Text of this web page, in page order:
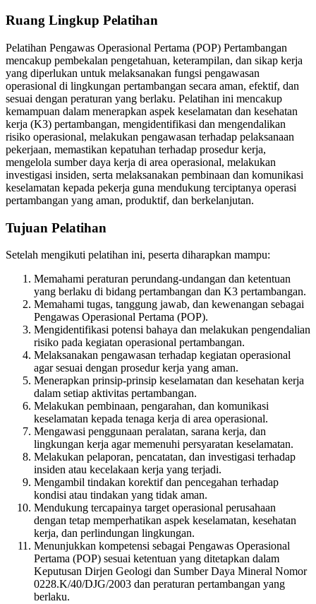
Ruang Lingkup Pelatihan
Pelatihan Pengawas Operasional Pertama (POP) Pertambangan
mencakup pembekalan pengetahuan, keterampilan, dan sikap kerja
yang diperlukan untuk melaksanakan fungsi pengawasan
operasional di lingkungan pertambangan secara aman, efektif, dan
sesuai dengan peraturan yang berlaku. Pelatihan ini mencakup
kemampuan dalam menerapkan aspek keselamatan dan kesehatan
kerja (K3) pertambangan, mengidentifikasi dan mengendalikan
risiko operasional, melakukan pengawasan terhadap pelaksanaan
pekerjaan, memastikan kepatuhan terhadap prosedur kerja,
mengelola sumber daya kerja di area operasional, melakukan
investigasi insiden, serta melaksanakan pembinaan dan komunikasi
keselamatan kepada pekerja guna mendukung terciptanya operasi
pertambangan yang aman, produktif, dan berkelanjutan.
Tujuan Pelatihan
Setelah mengikuti pelatihan ini, peserta diharapkan mampu:
Memahami peraturan perundang-undangan dan ketentuan
yang berlaku di bidang pertambangan dan K3 pertambangan.
Memahami tugas, tanggung jawab, dan kewenangan sebagai
Pengawas Operasional Pertama (POP).
Mengidentifikasi potensi bahaya dan melakukan pengendalian
risiko pada kegiatan operasional pertambangan.
Melaksanakan pengawasan terhadap kegiatan operasional
agar sesuai dengan prosedur kerja yang aman.
Menerapkan prinsip-prinsip keselamatan dan kesehatan kerja
dalam setiap aktivitas pertambangan.
Melakukan pembinaan, pengarahan, dan komunikasi
keselamatan kepada tenaga kerja di area operasional.
Mengawasi penggunaan peralatan, sarana kerja, dan
lingkungan kerja agar memenuhi persyaratan keselamatan.
Melakukan pelaporan, pencatatan, dan investigasi terhadap
insiden atau kecelakaan kerja yang terjadi.
Mengambil tindakan korektif dan pencegahan terhadap
kondisi atau tindakan yang tidak aman.
Mendukung tercapainya target operasional perusahaan
dengan tetap memperhatikan aspek keselamatan, kesehatan
kerja, dan perlindungan lingkungan.
Menunjukkan kompetensi sebagai Pengawas Operasional
Pertama (POP) sesuai ketentuan yang ditetapkan dalam
Keputusan Dirjen Geologi dan Sumber Daya Mineral Nomor
0228.K/40/DJG/2003 dan peraturan pertambangan yang
berlaku.